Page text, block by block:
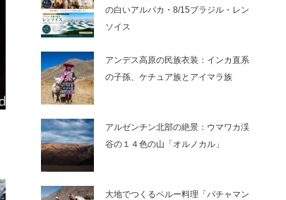
の白いアルパカ・8/15ブラジル・レン
ソイス
アンデス高原の民族衣装：インカ直系
の子孫、ケチュア族とアイマラ族
アルゼンチン北部の絶景：ウマワカ渓
谷の１４色の山「オルノカル」
大地でつくるペルー料理「パチャマン